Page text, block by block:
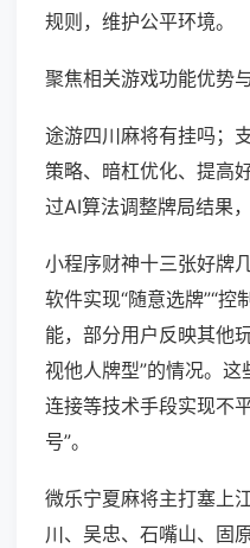
规则，维护公平环境。
聚焦相关游戏功能优势与
途游四川麻将有挂吗；
策略、暗杠优化、提高
过AI算法调整牌局结果
小程序财神十三张好牌
软件实现“随意选牌”“控
能，部分用户反映其他
视他人牌型”的情况。
连接等技术手段实现不
号”。
微乐宁夏麻将主打塞上
川、吴忠、石嘴山、固